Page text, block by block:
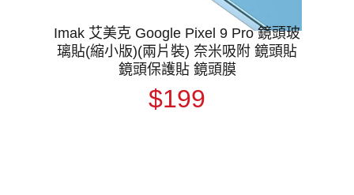
Imak 艾美克 Google Pixel 9 Pro 鏡頭玻
璃貼(縮小版)(兩片裝) 奈米吸附 鏡頭貼
鏡頭保護貼 鏡頭膜
$199